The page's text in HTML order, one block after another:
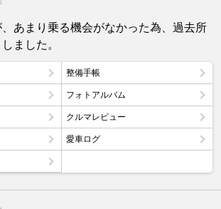
あまり乗る機会がなかった為、過去所
ました。
整備手帳
フォトアルバム
クルマレビュー
愛車ログ